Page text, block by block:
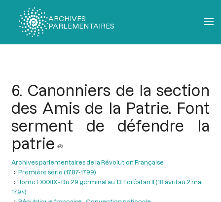
ARCHIVES
PARLEMENTAIRES
6. Canonniers de la section
des Amis de la Patrie. Font
serment de défendre la
patrie
Archives parlementaires de la Révolution Française
Première série (1787-1799)
Tome LXXXIX - Du 29 germinal au 13 floréal an II (18 avril au 2 mai
1794)